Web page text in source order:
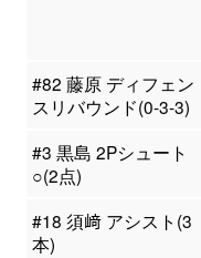
#82 藤原 ディフェン
スリバウンド(0-3-3)
#3 黒島 2Pシュート
○(2点)
#18 須﨑 アシスト(3
本)